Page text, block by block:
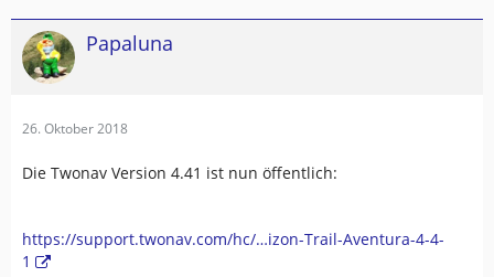
Papaluna
26. Oktober 2018
Die Twonav Version 4.41 ist nun öffentlich:
https://support.twonav.com/hc/…izon-Trail-Aventura-4-4-
1